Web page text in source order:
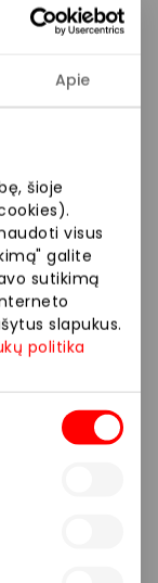
Apie
šioje
visus
galite
sutikimą
slapukus.
politika